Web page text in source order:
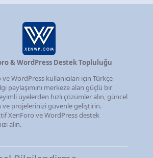
& WordPress Destek Topluluğu
WordPress kullanıcıları için Türkçe
paylaşımını merkeze alan güçlü bir
üyelerden hızlı çözümler alın, güncel
ve projelerinizi güvenle geliştirin.
XenForo ve WordPress destek
alın.